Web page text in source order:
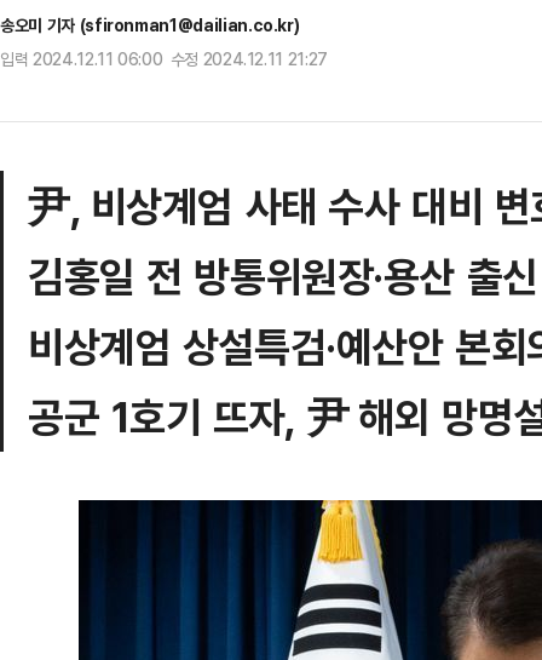
송오미 기자 (sfironman1@dailian.co.kr)
입력 2024.12.11 06:00 수정 2024.12.11 21:27
尹, 비상계엄 사태 수사 대비
김홍일 전 방통위원장·용산 출
비상계엄 상설특검·예산안 본
공군 1호기 뜨자, 尹 해외 망명